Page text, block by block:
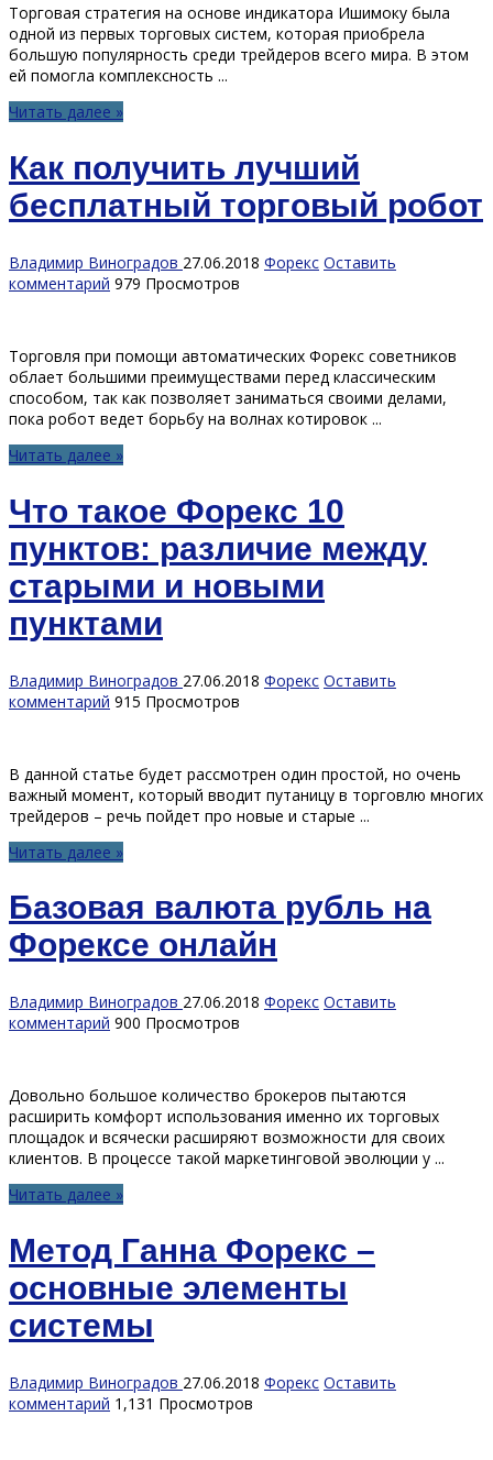
Торговая стратегия на основе индикатора Ишимоку была
одной из первых торговых систем, которая приобрела
большую популярность среди трейдеров всего мира. В этом
ей помогла комплексность ...
Читать далее »
Как получить лучший
бесплатный торговый робот
Владимир Виноградов 27.06.2018 Форекс Оставить
комментарий 979 Просмотров
Торговля при помощи автоматических Форекс советников
облает большими преимуществами перед классическим
способом, так как позволяет заниматься своими делами,
пока робот ведет борьбу на волнах котировок ...
Читать далее »
Что такое Форекс 10
пунктов: различие между
старыми и новыми
пунктами
Владимир Виноградов 27.06.2018 Форекс Оставить
комментарий 915 Просмотров
В данной статье будет рассмотрен один простой, но очень
важный момент, который вводит путаницу в торговлю многих
трейдеров – речь пойдет про новые и старые ...
Читать далее »
Базовая валюта рубль на
Форексе онлайн
Владимир Виноградов 27.06.2018 Форекс Оставить
комментарий 900 Просмотров
Довольно большое количество брокеров пытаются
расширить комфорт использования именно их торговых
площадок и всячески расширяют возможности для своих
клиентов. В процессе такой маркетинговой эволюции у ...
Читать далее »
Метод Ганна Форекс –
основные элементы
системы
Владимир Виноградов 27.06.2018 Форекс Оставить
комментарий 1,131 Просмотров